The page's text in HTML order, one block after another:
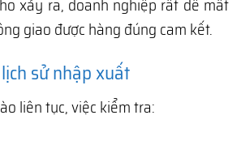
xảy ra, doanh nghiệp rất dễ mất
giao được hàng đúng cam kết.
sử nhập xuất
liên tục, việc kiểm tra: